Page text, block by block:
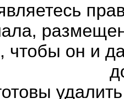
чтобы он и